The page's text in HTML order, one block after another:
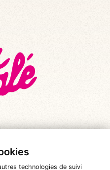
technologies de suivi
Le Baiser Salé